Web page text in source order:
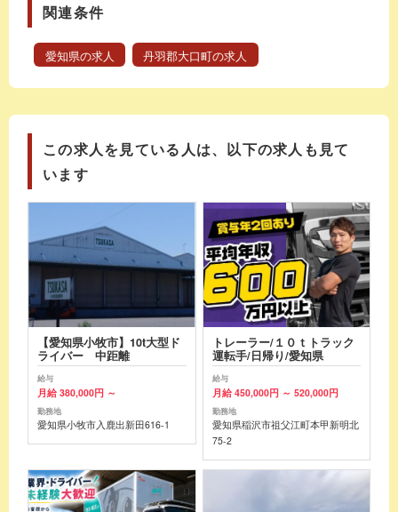
関連条件
愛知県の求人 丹羽郡大口町の求人
この求人を見ている人は、以下の求人も見て
います
【愛知県小牧市】10t大型ド
ライバー 中距離
給与
月給 380,000円 ～
勤務地
愛知県小牧市入鹿出新田616-1
トレーラー/１０ｔトラック
運転手/日帰り/愛知県
給与
月給 450,000円 ～ 520,000円
勤務地
愛知県稲沢市祖父江町本甲新明北
75-2